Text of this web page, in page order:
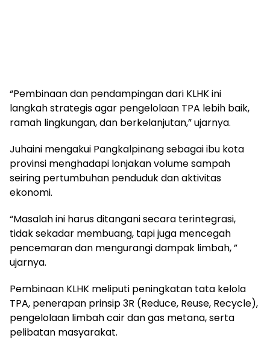
“Pembinaan dan pendampingan dari KLHK ini
langkah strategis agar pengelolaan TPA lebih baik,
ramah lingkungan, dan berkelanjutan,” ujarnya.
Juhaini mengakui Pangkalpinang sebagai ibu kota
provinsi menghadapi lonjakan volume sampah
seiring pertumbuhan penduduk dan aktivitas
ekonomi.
“Masalah ini harus ditangani secara terintegrasi,
tidak sekadar membuang, tapi juga mencegah
pencemaran dan mengurangi dampak limbah, ”
ujarnya.
Pembinaan KLHK meliputi peningkatan tata kelola
TPA, penerapan prinsip 3R (Reduce, Reuse, Recycle),
pengelolaan limbah cair dan gas metana, serta
pelibatan masyarakat.